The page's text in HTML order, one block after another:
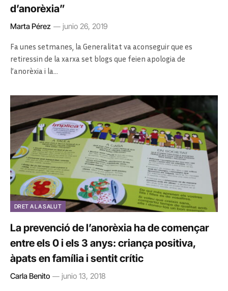
d’anorèxia”
Marta Pérez junio 26, 2019
Fa unes setmanes, la Generalitat va aconseguir que es
retiressin de la xarxa set blogs que feien apologia de
l’anorèxia i la…
DRET A LA SALUT
La prevenció de l’anorèxia ha de començar
entre els 0 i els 3 anys: criança positiva,
àpats en família i sentit crític
Carla Benito junio 13, 2018